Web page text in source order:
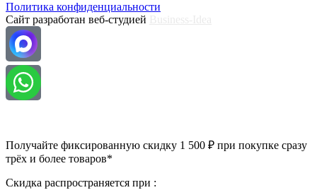
Политика конфиденциальности
Сайт разработан веб-студией
Получайте фиксированную скидку 1 500 ₽ при покупке сразу
трёх и более товаров*
Скидка распространяется при :